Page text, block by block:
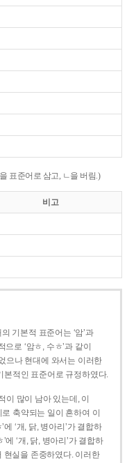
표준어로 삼고, ㄴ을 버림.)
비고
기본적 표준어는 ‘암’과
으로 ‘암ㅎ, 수ㅎ’과 같이
으나 현대에 와서는 이러한
본적인 표준어로 규정하였다.
이 많이 남아 있는데, 이
축약되는 일이 흔하여 이
‘개, 닭, 병아리’가 결합하
에 ‘개, 닭, 병아리’가 결합하
현실을 존중하였다. 이러한